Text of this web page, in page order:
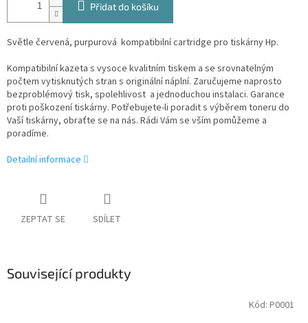
Přidat do košíku
Světle červená, purpurová kompatibilní cartridge pro tiskárny Hp.
Kompatibilní kazeta s vysoce kvalitním tiskem a se srovnatelným
počtem vytisknutých stran s originální náplní. Zaručujeme naprosto
bezproblémový tisk, spolehlivost a jednoduchou instalaci. Garance
proti poškození tiskárny. Potřebujete-li poradit s výběrem toneru do
Vaší tiskárny, obraťte se na nás. Rádi Vám se vším pomůžeme a
poradíme.
Detailní informace
ZEPTAT SE SDÍLET
Související produkty
Kód: P0001